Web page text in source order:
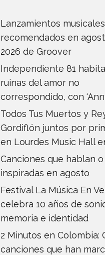
Lanzamientos musicales
recomendados en
2026 de Groover
Independiente 81
ruinas del amor no
correspondido, con
Todos Tus Muertos y
Gordiflón juntos por
en Lourdes Music Hall
Canciones que hablan
inspiradas en agosto
Festival La Música En
celebra 10 años de
memoria e identidad
2 Minutos en Colombia:
canciones que han